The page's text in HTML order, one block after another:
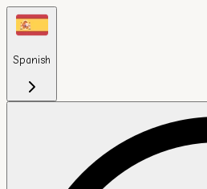
Spanish